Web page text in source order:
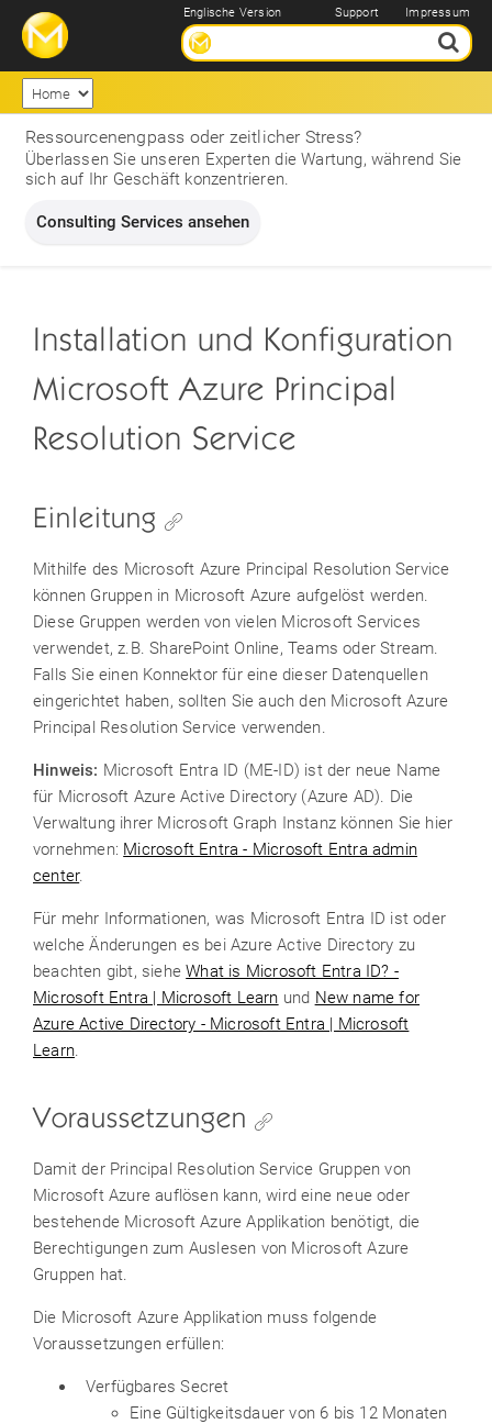
Englische Version Support Impressum
Ressourcenengpass oder zeitlicher Stress?
Überlassen Sie unseren Experten die Wartung, während Sie
sich auf Ihr Geschäft konzentrieren.
Consulting Services ansehen
Installation und Konfiguration
Microsoft Azure Principal
Resolution Service
Einleitung
Mithilfe des Microsoft Azure Principal Resolution Service
können Gruppen in Microsoft Azure aufgelöst werden.
Diese Gruppen werden von vielen Microsoft Services
verwendet, z.B. SharePoint Online, Teams oder Stream.
Falls Sie einen Konnektor für eine dieser Datenquellen
eingerichtet haben, sollten Sie auch den Microsoft Azure
Principal Resolution Service verwenden.
Hinweis: Microsoft Entra ID (ME-ID) ist der neue Name
für Microsoft Azure Active Directory (Azure AD). Die
Verwaltung ihrer Microsoft Graph Instanz können Sie hier
vornehmen: Microsoft Entra - Microsoft Entra admin
center.
Für mehr Informationen, was Microsoft Entra ID ist oder
welche Änderungen es bei Azure Active Directory zu
beachten gibt, sieheWhat is Microsoft Entra ID? -
Microsoft Entra | Microsoft Learn und New name for
Azure Active Directory - Microsoft Entra | Microsoft
Learn.
Voraussetzungen
Damit der Principal Resolution Service Gruppen von
Microsoft Azure auflösen kann, wird eine neue oder
bestehende Microsoft Azure Applikation benötigt, die
Berechtigungen zum Auslesen von Microsoft Azure
Gruppen hat.
Die Microsoft Azure Applikation muss folgende
Voraussetzungen erfüllen:
Verfügbares Secret
Eine Gültigkeitsdauer von 6 bis 12 Monaten